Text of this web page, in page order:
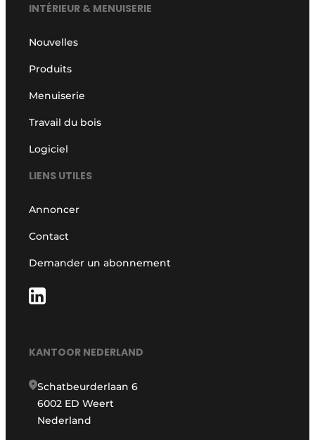
INTÉRIEUR & MENUISERIE
Nouvelles
Produits
Menuiserie
Travail du bois
Logiciel
LIENS UTILES
Annoncer
Contact
Demander un abonnement
KANTOOR NEDERLAND
Schatbeurderlaan 6
6002 ED Weert
Nederland